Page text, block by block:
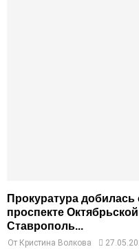
Прокуратура
проспекте
Ставрополь...
От Кристина Волкова